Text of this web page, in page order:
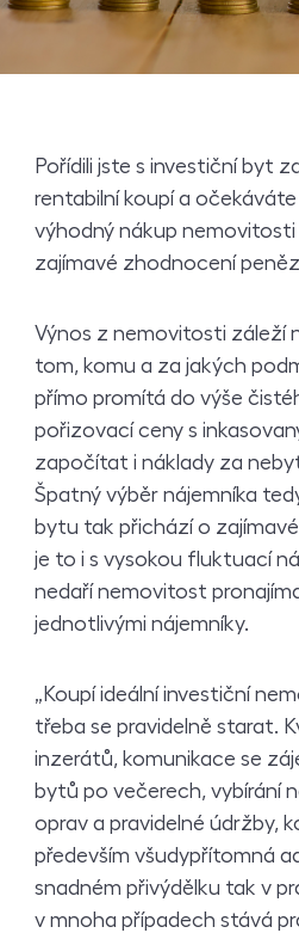
Pořídili jste s investiční byt
rentabilní koupí a
výhodný nákup
zajímavé zhodnocení
Výnos z nemovitosti záleží
tom, komu a za jakých
přímo promítá do výše
pořizovací ceny s
započítat i náklady za
Špatný výběr nájemníka
bytu tak přichází o
je to i s vysokou fluktuací
nedaří nemovitost
jednotlivými nájemníky.
„Koupí ideální investiční
třeba se pravidelně starat.
inzerátů, komunikace se
bytů po večerech, vybírání
oprav a pravidelné údržby,
především všudypřítomná
snadném přivýdělku tak v
v mnoha případech stává